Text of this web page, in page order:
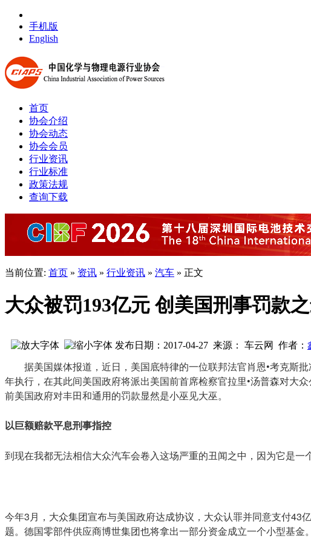
手机版
English
首页
协会介绍
协会动态
协会会员
行业资讯
行业标准
政策法规
查询下载
当前位置: 首页 » 资讯 » 行业资讯 » 汽车 » 正文
大众被罚193亿元 创美国刑事罚款
发布日期：2017-04-27 来源： 车云网 作者：
据美国媒体报道，近日，美国底特律的一位联邦法官肖恩•考克斯
年执行，在其此间美国政府将派出美国前首席检察官拉里•汤普森对大
前美国政府对丰田和通用的罚款显然是小巫见大巫。
以巨额赔款平息刑事指控
到现在我都无法相信大众汽车会卷入这场严重的丑闻之中，因为它是
今年3月，大众集团宣布与美国政府达成协议，大众认罪并同意支付
题。德国零部件供应商博世集团也将拿出一部分资金成立一个小型基金。